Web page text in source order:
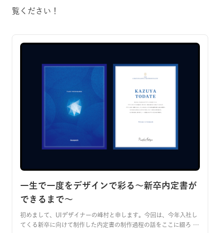
覧ください！
一生で一度をデザインで彩る〜新卒内定書が
できるまで〜
初めまして、UIデザイナーの峰村と申します。今回は、今年入社し
てくる新卒に向けて制作した内定書の制作過程の話をここに綴ろ …